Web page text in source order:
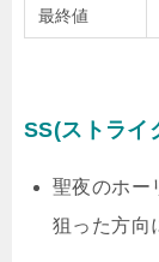
最終値
SS(ストライ
聖夜のホー
狙った方向